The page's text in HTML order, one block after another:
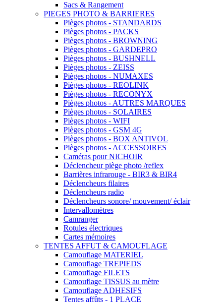
Sacs & Rangement
PIEGES PHOTO & BARRIERES
Pièges photos - STANDARDS
Pièges photos - PACKS
Pièges photos - BROWNING
Pièges photos - GARDEPRO
Pièges photos - BUSHNELL
Pièges photos - ZEISS
Pièges photos - NUMAXES
Pièges photos - REOLINK
Pièges photos - RECONYX
Pièges photos - AUTRES MARQUES
Pièges photos - SOLAIRES
Pièges photos - WIFI
Pièges photos - GSM 4G
Pièges photos - BOX ANTIVOL
Pièges photos - ACCESSOIRES
Caméras pour NICHOIR
Déclencheur piège photo /reflex
Barrières infrarouge - BIR3 & BIR4
Déclencheurs filaires
Déclencheurs radio
Déclencheurs sonore/ mouvement/ éclair
Intervallomètres
Camranger
Rotules électriques
Cartes mémoires
TENTES AFFUT & CAMOUFLAGE
Camouflage MATERIEL
Camouflage TREPIEDS
Camouflage FILETS
Camouflage TISSUS au mètre
Camouflage ADHESIFS
Tentes affûts - 1 PLACE